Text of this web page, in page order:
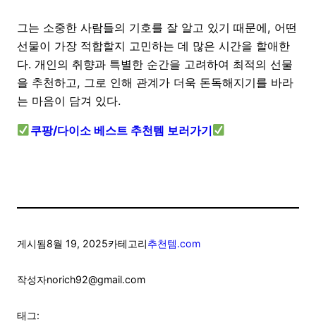
그는 소중한 사람들의 기호를 잘 알고 있기 때문에, 어떤
선물이 가장 적합할지 고민하는 데 많은 시간을 할애한
다. 개인의 취향과 특별한 순간을 고려하여 최적의 선물
을 추천하고, 그로 인해 관계가 더욱 돈독해지기를 바라
는 마음이 담겨 있다.
쿠팡/다이소 베스트 추천템 보러가기
게시됨8월 19, 2025카테고리추천템.com
작성자norich92@gmail.com
태그: